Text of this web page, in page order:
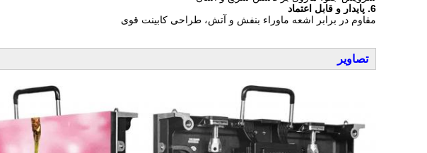
6. پایدار و قابل اعتماد
مقاوم در برابر اشعه ماوراء بنفش و آتش، طراحی کابینت قوی
تصاویر